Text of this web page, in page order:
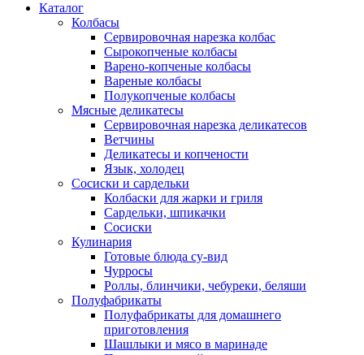
Каталог
Колбасы
Сервировочная нарезка колбас
Сырокопченые колбасы
Варено-копченые колбасы
Вареные колбасы
Полукопченые колбасы
Мясные деликатесы
Сервировочная нарезка деликатесов
Ветчины
Деликатесы и копчености
Язык, холодец
Сосиски и сардельки
Колбаски для жарки и гриля
Сардельки, шпикачки
Сосиски
Кулинария
Готовые блюда су-вид
Чурросы
Роллы, блинчики, чебуреки, беляши
Полуфабрикаты
Полуфабрикаты для домашнего
приготовления
Шашлыки и мясо в маринаде